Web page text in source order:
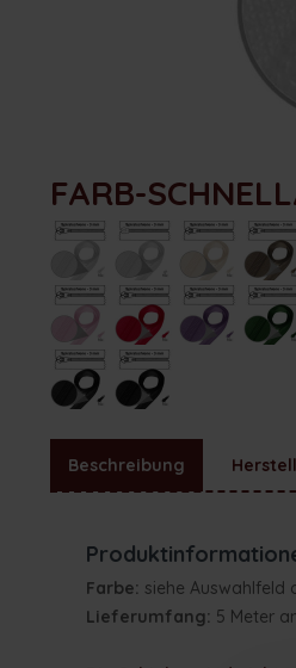
FARB-
Beschreibung
Farbe: siehe Auswahlfeld
Lieferumfang: 5 Meter